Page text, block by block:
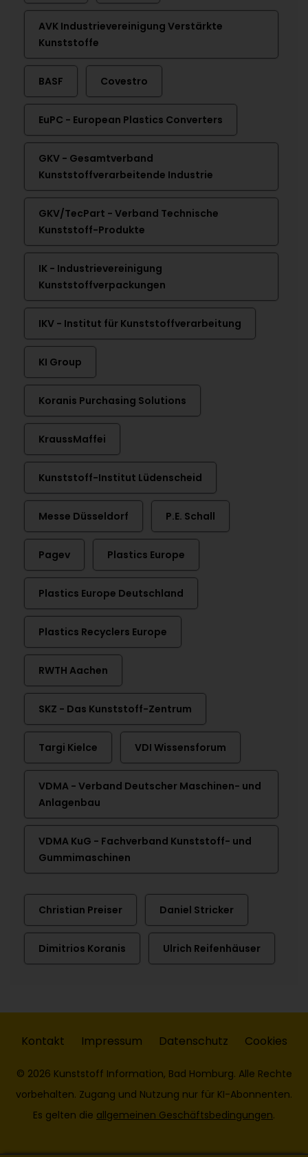
AVK Industrievereinigung Verstärkte
Kunststoffe
BASF Covestro
EuPC - European Plastics Converters
GKV - Gesamtverband
Kunststoffverarbeitende Industrie
GKV/TecPart - Verband Technische
Kunststoff-Produkte
IK - Industrievereinigung
Kunststoffverpackungen
IKV - Institut für Kunststoffverarbeitung
KI Group
Koranis Purchasing Solutions
KraussMaffei
Kunststoff-Institut Lüdenscheid
Messe Düsseldorf P.E. Schall
Pagev Plastics Europe
Plastics Europe Deutschland
Plastics Recyclers Europe
RWTH Aachen
SKZ - Das Kunststoff-Zentrum
Targi Kielce VDI Wissensforum
VDMA - Verband Deutscher Maschinen- und
Anlagenbau
VDMA KuG - Fachverband Kunststoff- und
Gummimaschinen
Christian Preiser Daniel Stricker
Dimitrios Koranis Ulrich Reifenhäuser
Kontakt Impressum Datenschutz Cookies
© 2026 Kunststoff Information, Bad Homburg. Alle Rechte
vorbehalten. Zugang und Nutzung nur für KI-Abonnenten.
Es gelten die allgemeinen Geschäftsbedingungen.